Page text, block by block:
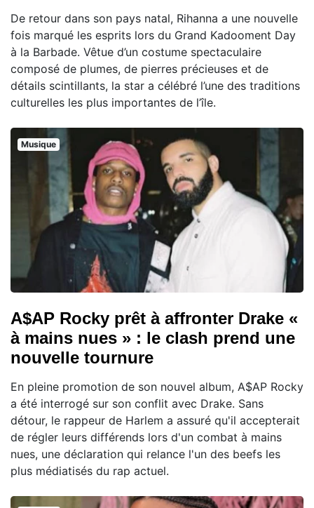
De retour dans son pays natal, Rihanna a une nouvelle
fois marqué les esprits lors du Grand Kadooment Day
à la Barbade. Vêtue d’un costume spectaculaire
composé de plumes, de pierres précieuses et de
détails scintillants, la star a célébré l’une des traditions
culturelles les plus importantes de l’île.
Musique
A$AP Rocky prêt à affronter Drake «
à mains nues » : le clash prend une
nouvelle tournure
En pleine promotion de son nouvel album, A$AP Rocky
a été interrogé sur son conflit avec Drake. Sans
détour, le rappeur de Harlem a assuré qu'il accepterait
de régler leurs différends lors d'un combat à mains
nues, une déclaration qui relance l'un des beefs les
plus médiatisés du rap actuel.